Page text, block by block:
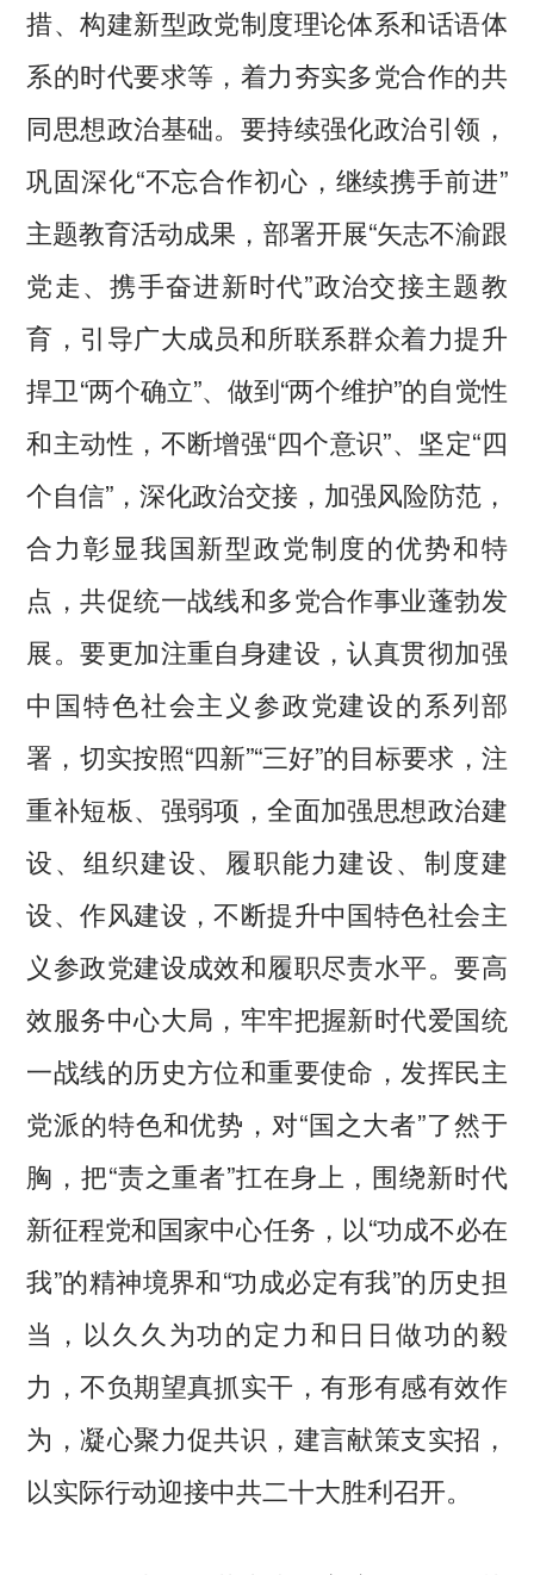
措、构建新型政党制度理论体系和话语体
系的时代要求等，着力夯实多党合作的共
同思想政治基础。要持续强化政治引领，
巩固深化“不忘合作初心，继续携手前进”
主题教育活动成果，部署开展“矢志不渝跟
党走、携手奋进新时代”政治交接主题教
育，引导广大成员和所联系群众着力提升
捍卫“两个确立”、做到“两个维护”的自觉性
和主动性，不断增强“四个意识”、坚定“四
个自信”，深化政治交接，加强风险防范，
合力彰显我国新型政党制度的优势和特
点，共促统一战线和多党合作事业蓬勃发
展。要更加注重自身建设，认真贯彻加强
中国特色社会主义参政党建设的系列部
署，切实按照“四新”“三好”的目标要求，注
重补短板、强弱项，全面加强思想政治建
设、组织建设、履职能力建设、制度建
设、作风建设，不断提升中国特色社会主
义参政党建设成效和履职尽责水平。要高
效服务中心大局，牢牢把握新时代爱国统
一战线的历史方位和重要使命，发挥民主
党派的特色和优势，对“国之大者”了然于
胸，把“责之重者”扛在身上，围绕新时代
新征程党和国家中心任务，以“功成不必在
我”的精神境界和“功成必定有我”的历史担
当，以久久为功的定力和日日做功的毅
力，不负期望真抓实干，有形有感有效作
为，凝心聚力促共识，建言献策支实招，
以实际行动迎接中共二十大胜利召开。